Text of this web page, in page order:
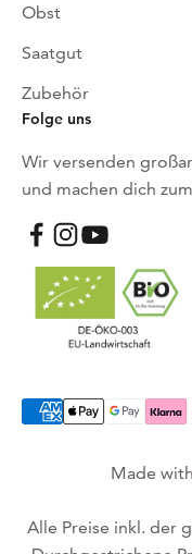
Obst
Saatgut
Zubehör
Folge uns
Wir versenden
und machen dich
Made with
Alle Preise inkl. der